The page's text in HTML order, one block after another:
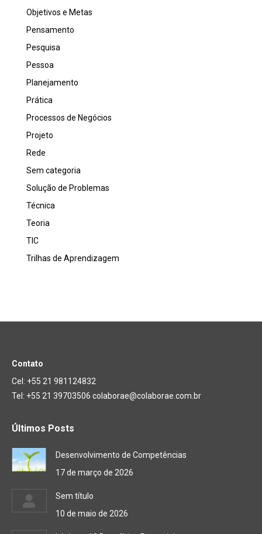
Objetivos e Metas
Pensamento
Pesquisa
Pessoa
Planejamento
Prática
Processos de Negócios
Projeto
Rede
Sem categoria
Solução de Problemas
Técnica
Teoria
TIC
Trilhas de Aprendizagem
Contato
Cel: +55 21 981124832
Tel: +55 21 39703506 colaborae@colaborae.com.br
Últimos Posts
Desenvolvimento de Competências
17 de março de 2026
Sem título
10 de maio de 2026